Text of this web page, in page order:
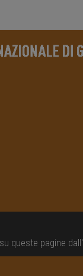
queste pagine dall'